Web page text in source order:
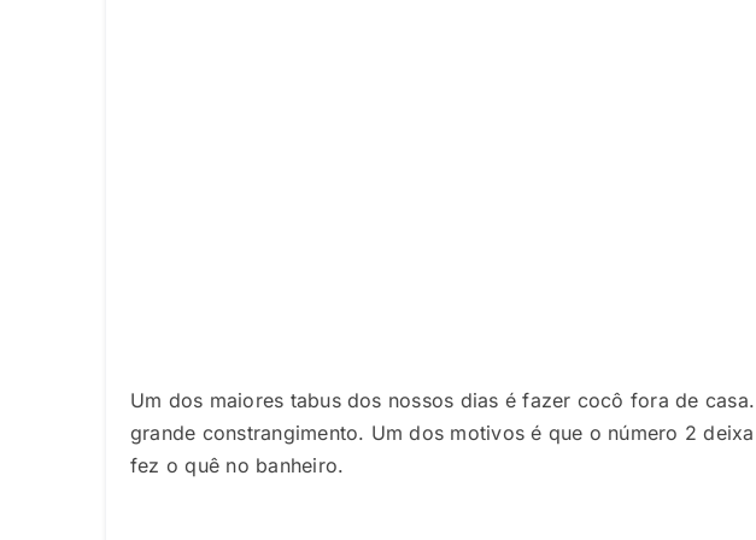
Um dos maiores tabus dos nossos dias é fazer cocô fora de
grande constrangimento. Um dos motivos é que o número 2
fez o quê no banheiro.